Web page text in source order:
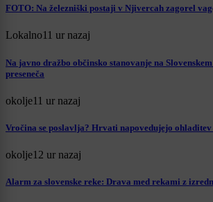
FOTO: Na železniški postaji v Njivercah zagorel
Lokalno11 ur nazaj
Na javno dražbo občinsko stanovanje na
preseneča
okolje11 ur nazaj
Vročina se poslavlja? Hrvati napovedujejo ohladitev
okolje12 ur nazaj
Alarm za slovenske reke: Drava med rekami z